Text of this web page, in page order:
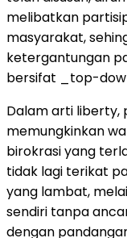
melibatkan
masyarakat,
ketergantungan
bersifat _top-
Dalam arti
memungkinkan
birokrasi yang
tidak lagi terikat
yang lambat,
sendiri tanpa
dengan